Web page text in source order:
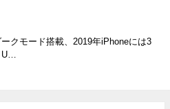
クモード搭載、2019年iPhoneには3